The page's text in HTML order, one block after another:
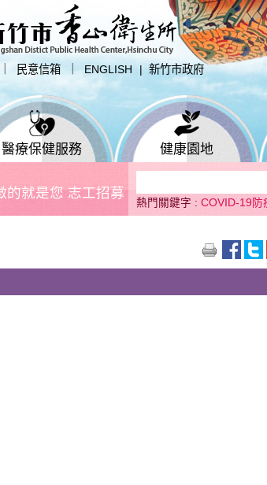
民意信箱 ｜ ENGLISH | 新竹市政府
醫療保健服務
+
健康園地
熱門關鍵字 : COVID-19防
就是您 志工招募 徵的就是您~志工招募